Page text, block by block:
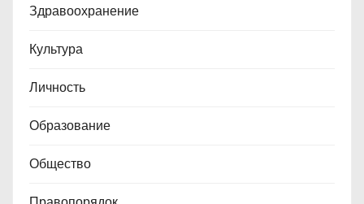
Здравоохранение
Культура
Личность
Образование
Общество